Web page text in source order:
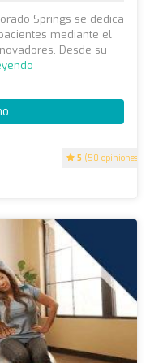
5 (50 opiniones)
Springs se dedica
mediante el
Desde su